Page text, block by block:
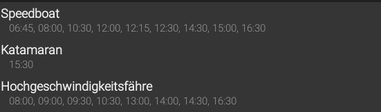
Speedboat
06:45, 08:00, 10:30, 12:00, 12:15, 12:30, 14:30, 15:00, 16:30
Katamaran
15:30
Hochgeschwindigkeitsfähre
08:00, 09:00, 09:30, 10:30, 13:00, 14:00, 14:30, 16:30